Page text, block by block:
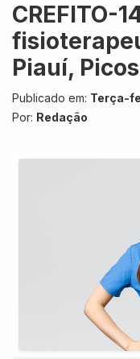
CREFITO-
Piauí,
Publicado em: Terça-
Por: Redação